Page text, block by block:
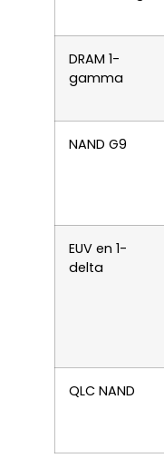
DRAM 1-
gamma
NAND G9
EUV en 1-
delta
QLC NAND